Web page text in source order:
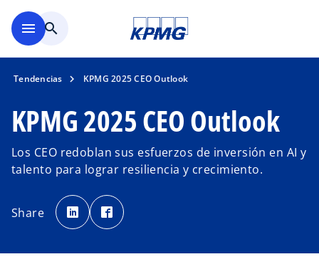
menu search
Tendencias KPMG 2025 CEO Outlook
KPMG 2025 CEO Outlook
Los CEO redoblan sus esfuerzos de inversión en AI y
talento para lograr resiliencia y crecimiento.
Share e
a
b
e
a